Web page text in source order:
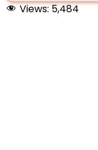
Views:5,484